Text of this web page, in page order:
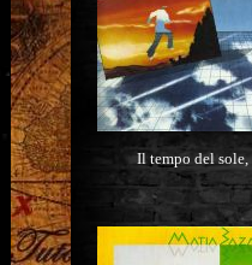
Il tempo del sole,